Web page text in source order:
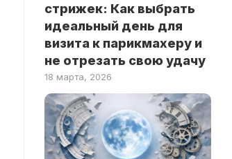
ФИЛЬМАМ
стрижек: Как выбрать
идеальный день для
визита к парикмахеру и
не отрезать свою удачу
18 марта, 2026